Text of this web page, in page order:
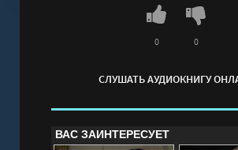
СЛУШАТЬ АУДИОКНИГУ
0 0